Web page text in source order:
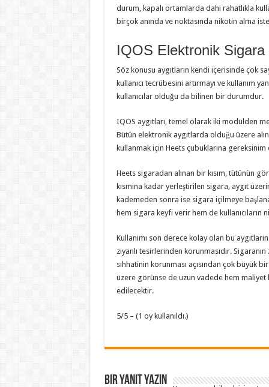
durum, kapalı ortamlarda dahi rahatlıkla
birçok anında ve noktasında nikotin alma
IQOS Elektronik Sigara
Söz konusu aygıtların kendi içerisinde çok
kullanıcı tecrübesini artırmayı ve kullanım
kullanıcılar olduğu da bilinen bir durumdur.
IQOS aygıtları, temel olarak iki modülden
Bütün elektronik aygıtlarda olduğu üzere
kullanmak için Heets çubuklarına gereksinim
Heets sigaradan alınan bir kısım, tütünün
kısmına kadar yerleştirilen sigara, aygıt
kademeden sonra ise sigara içilmeye
hem sigara keyfi verir hem de kullanıcıların
Kullanımı son derece kolay olan bu
ziyanlı tesirlerinden korunmasıdır.
sıhhatinin korunması açısından çok büyük
üzere görünse de uzun vadede hem maliyet
edilecektir.
5/5 – (1 oy kullanıldı.)
Bir yanıt yazın